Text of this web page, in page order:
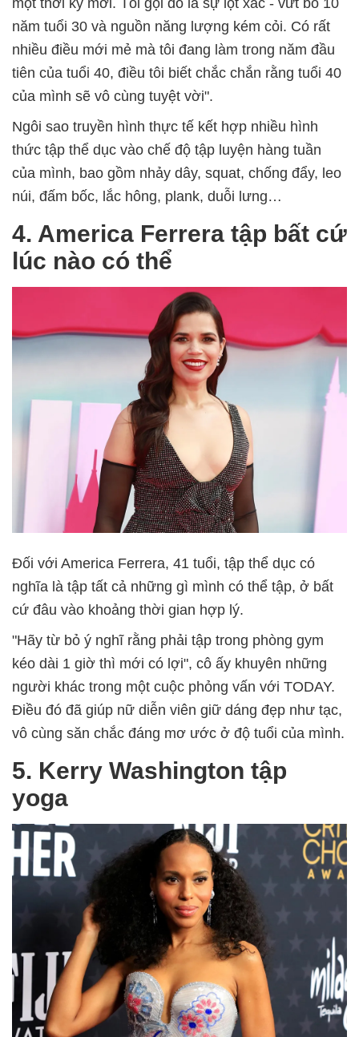
một thời kỳ mới. Tôi gọi đó là sự lột xác - vứt bỏ 10
năm tuổi 30 và nguồn năng lượng kém cỏi. Có rất
nhiều điều mới mẻ mà tôi đang làm trong năm đầu
tiên của tuổi 40, điều tôi biết chắc chắn rằng tuổi 40
của mình sẽ vô cùng tuyệt vời".
Ngôi sao truyền hình thực tế kết hợp nhiều hình
thức tập thể dục vào chế độ tập luyện hàng tuần
của mình, bao gồm nhảy dây, squat, chống đẩy, leo
núi, đấm bốc, lắc hông, plank, duỗi lưng…
4. America Ferrera tập bất cứ
lúc nào có thể
Đối với America Ferrera, 41 tuổi, tập thể dục có
nghĩa là tập tất cả những gì mình có thể tập, ở bất
cứ đâu vào khoảng thời gian hợp lý.
"Hãy từ bỏ ý nghĩ rằng phải tập trong phòng gym
kéo dài 1 giờ thì mới có lợi", cô ấy khuyên những
người khác trong một cuộc phỏng vấn với TODAY.
Điều đó đã giúp nữ diễn viên giữ dáng đẹp như tạc,
vô cùng săn chắc đáng mơ ước ở độ tuổi của mình.
5. Kerry Washington tập
yoga